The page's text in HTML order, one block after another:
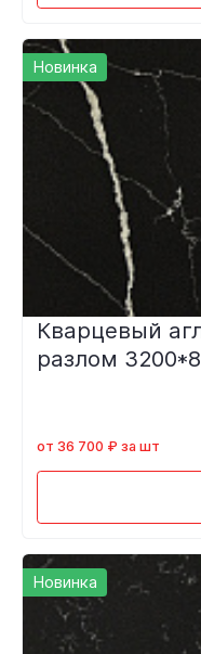
Новинка
Кварцевый
разлом
от 36 700 ₽ за шт
Новинка